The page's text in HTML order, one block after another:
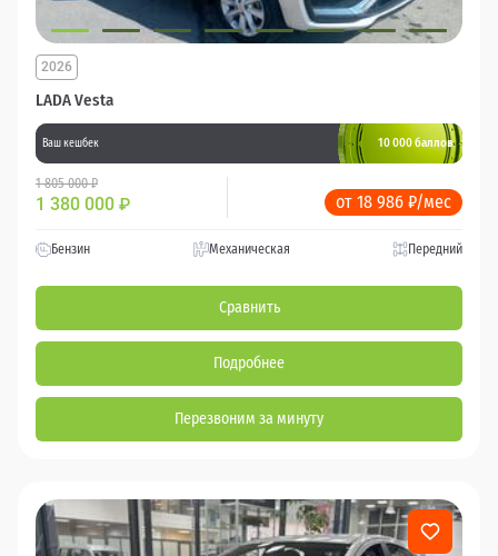
LADA Vesta
2026
Ваш кешбек 10 000 баллов
1 805 000 ₽
1 380 000 ₽ от 18 986 ₽/мес
Бензин Механическая Передний
Сравнить
Подробнее
Перезвоним за минуту